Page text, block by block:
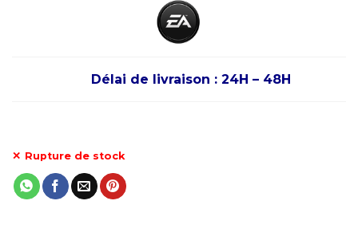
Délai de livraison : 24H – 48H
Rupture de stock